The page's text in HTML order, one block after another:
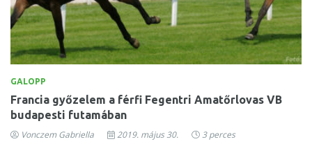
GALOPP
Francia győzelem a férfi Fegentri Amatőrlovas VB
budapesti futamában
Vonczem Gabriella 2019. május 30. 3 perces